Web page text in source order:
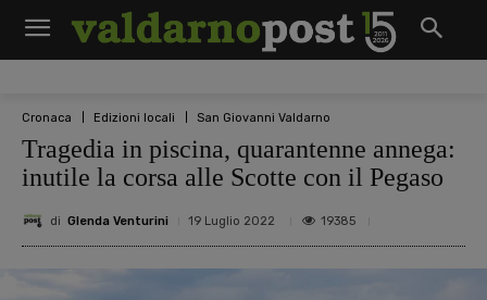
Cronaca Edizioni locali San Giovanni Valdarno
Tragedia in piscina, quarantenne annega:
inutile la corsa alle Scotte con il Pegaso
di Glenda Venturini 19 Luglio 2022 19385